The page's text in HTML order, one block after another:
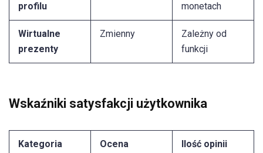
profilu
monetach
Wirtualne
prezenty
Zmienny
Zależny od
funkcji
Wskaźniki satysfakcji użytkownika
Kategoria Ocena
Ilość opinii